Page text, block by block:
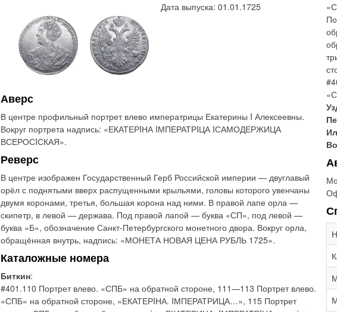
Дата выпуска: 01.01.1725
Аверс
В центре профильный портрет влево императрицы Екатерины I Алексеевны.
Вокруг портрета надпись: «ЕКАТЕРIНА IМПЕРАТРIЦА IСАМОДЕРЖИЦА
ВСЕРОСIСКАЯ».
Реверс
В центре изображен Государственный Герб Российской империи — двуглавый
орёл с поднятыми вверх распущенными крыльями, головы которого увенчаны
двумя коронами, третья, большая корона над ними. В правой лапе орла —
скипетр, в левой — держава. Под правой лапой — буква «СП», под левой —
буква «Б», обозначение Санкт-Петербургского монетного двора. Вокруг орла,
обращённая внутрь, надпись: «МОНЕТА НОВАЯ ЦЕНА РУБЛЬ 1725».
Каталожные номера
Биткин:
#401.110 Портрет влево. «СПБ» на обратной стороне, 111—113 Портрет влево.
«СПБ» на обратной стороне, «ЕКАТЕРIНА. IМПЕРАТРИЦА…», 115 Портрет